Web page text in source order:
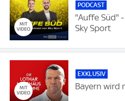
PODCAST
"Auffe Süd"
Sky Sport
EXKLUSIV
Bayern wird